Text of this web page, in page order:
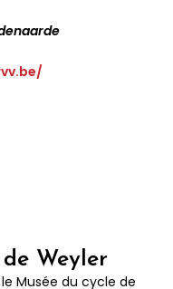
Weyler
Musée du cycle de